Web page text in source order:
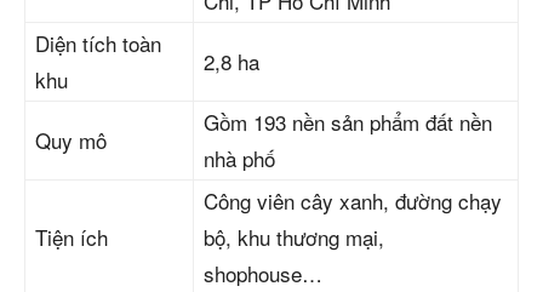
Diện tích toàn
khu
2,8 ha
Quy mô
Gồm 193 nền sản phẩm đất nền
nhà phố
Tiện ích
Công viên cây xanh, đường chạy
bộ, khu thương mại,
shophouse…